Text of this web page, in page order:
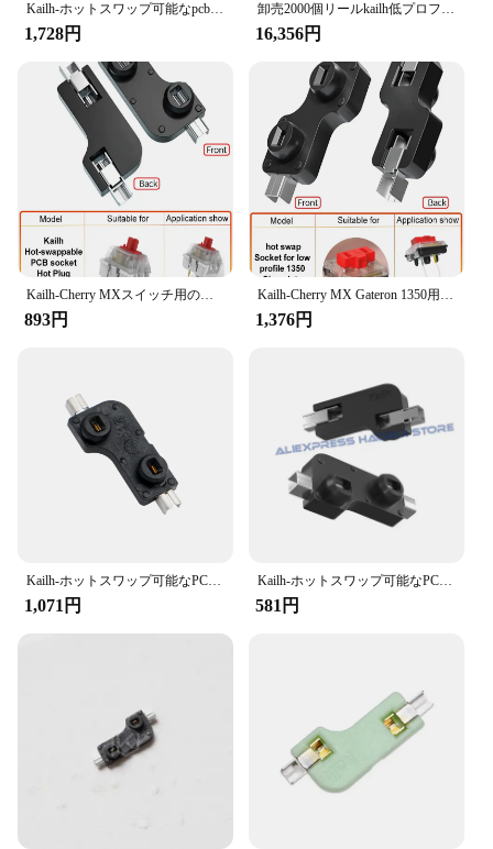
Kailh-ホットスワップ可能なpcbソケット、機械式キーボードスイッチgateronため、outemu、チェリーmxスイッチ、diy、卸売
1,728円
卸売2000個リールkailh低プロファイルスイッチホットスワップ可能なpcbソケットsipソケットホットプラグ
16,356円
Kailh-Cherry MXスイッチ用の取り外し可能なPCBソケット,110または90ユニット,ppg151101s11
893円
Kailh-Cherry MX Gateron 1350用ソケット,ソケット,コールドアップ
1,376円
Kailh-ホットスワップ可能なPCBソケット,Gateron用プラグ,Utemu Cherry MXスイッチ,メカニカルキーボード,卸売,pg151101s11
1,071円
Kailh-ホットスワップ可能なPCbソケット,メカニカルキーボードスイッチ,ttc Cherry MXスイッチ用,diy,cpg151101s11 cpg135001s30,ホットプラグスイッチ
581円